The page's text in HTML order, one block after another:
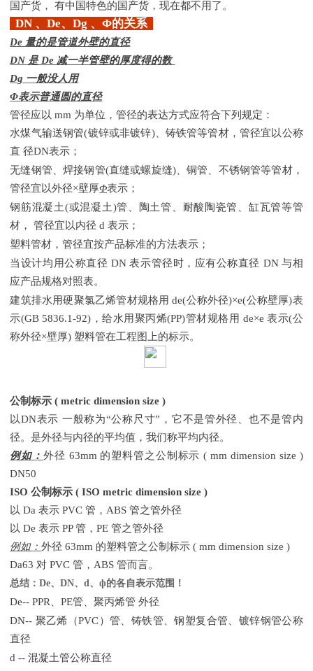
国产货， 有中国特色的国产货，现在都不用了。
DN 、De、Dg 、Φ的关系
De 量的是管道外壁的直径
DN 是 De 减一半管壁的厚度得的数
Dg 一般没人用
Φ表示普通圆的直径
管径应以 mm 为单位，管径的表达方式应符合下列规定：
水煤气输送钢管(镀锌或非镀锌)、铸铁管等管材，管径宜以公称
直 径DN表示；
无缝钢管、焊接钢管(直缝或螺旋缝)、铜管、不锈钢管等管材，
管径宜以外径×壁厚Φ表示；
钢筋混凝土(或混凝土)管、陶土管、耐酸陶瓷管、缸瓦管等管
材， 管径宜以内径 d 表示；
塑料管材，管径宜按产品标准的方法表示；
当设计均用公称直径 DN 表示管径时，应有公称直径 DN 与相
应产品规格对照表。
建筑排水用硬聚氯乙烯管材规格用 de(公称外径)×e(公称壁厚)表
示(GB 5836.1-92)，给水用聚丙烯(PP)管材规格用 de×e 表示(公
称外径×壁厚) 塑料管在工程图上的标示。
公制标示 ( metric dimension size )
以DN表示 一般称为“公称尺寸”，它不是管外径、也不是管内
径。是外径与内径的平均值，我们称平均内径。
例如： 外径 63mm 的塑料管之公制标示 ( mm dimension size )
DN50
ISO 公制标示 ( ISO metric dimension size )
以 Da 表示 PVC 管，ABS 管之管外径
以 De 表示 PP 管，PE 管之管外径
例如：外径 63mm 的塑料管之公制标示 ( mm dimension size )
Da63 对 PVC 管，ABS 管而言。
总结：De、DN、d、ф的各自表示范围！
De-- PPR、PE管、聚丙烯管 外径
DN-- 聚乙烯（PVC）管、铸铁管、钢塑复合管、镀锌钢管公称
直径
d -- 混凝土管公称直径